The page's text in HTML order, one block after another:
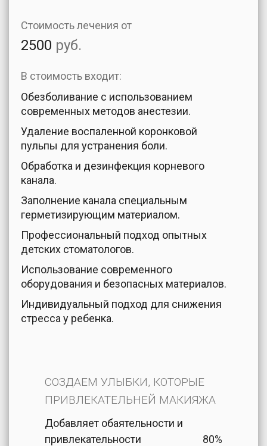
Стоимость лечения от
2500 руб.
В стоимость входит:
Обезболивание с использованием
современных методов анестезии.
Удаление воспаленной коронковой
пульпы для устранения боли.
Обработка и дезинфекция корневого
канала.
Заполнение канала специальным
герметизирующим материалом.
Профессиональный подход опытных
детских стоматологов.
Использование современного
оборудования и безопасных материалов.
Индивидуальный подход для снижения
стресса у ребенка.
СОЗДАЕМ УЛЫБКИ, КОТОРЫЕ
ПРИВЛЕКАТЕЛЬНЕЙ МАКИЯЖА
Добавляет обаятельности и
привлекательности
80%